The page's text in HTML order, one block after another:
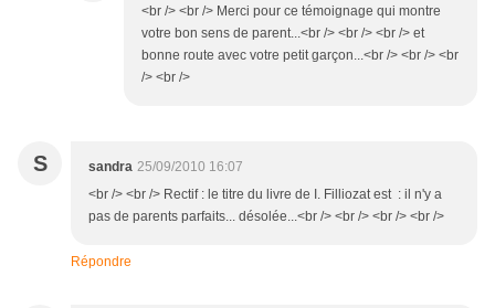
<br /> <br /> Merci pour ce témoignage qui montre
votre bon sens de parent...<br /> <br /> <br /> et
bonne route avec votre petit garçon...<br /> <br /> <br
/> <br />
S sandra 25/09/2010 16:07
<br /> <br /> Rectif : le titre du livre de I. Filliozat est : il n'y a
pas de parents parfaits... désolée...<br /> <br /> <br /> <br />
Répondre